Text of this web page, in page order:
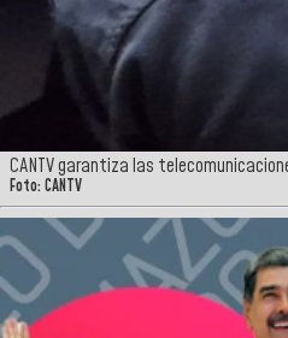
CANTV garantiza las
Foto: CANTV